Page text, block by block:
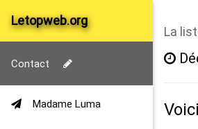
Letopweb.org
Contact
Madame Luma
La